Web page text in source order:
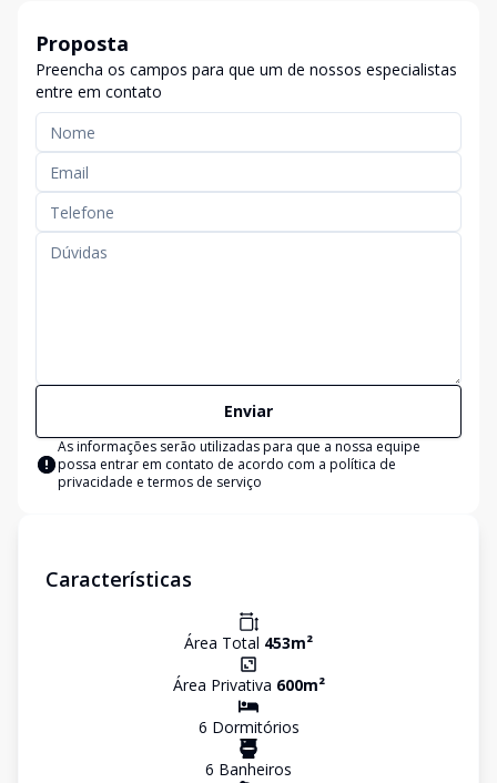
Proposta
Preencha os campos para que um de nossos especialistas
entre em contato
Enviar
As informações serão utilizadas para que a nossa equipe
possa entrar em contato de acordo com a política de
privacidade e termos de serviço
Características
Área Total 453m²
Área Privativa 600m²
6 Dormitórios
6 Banheiros